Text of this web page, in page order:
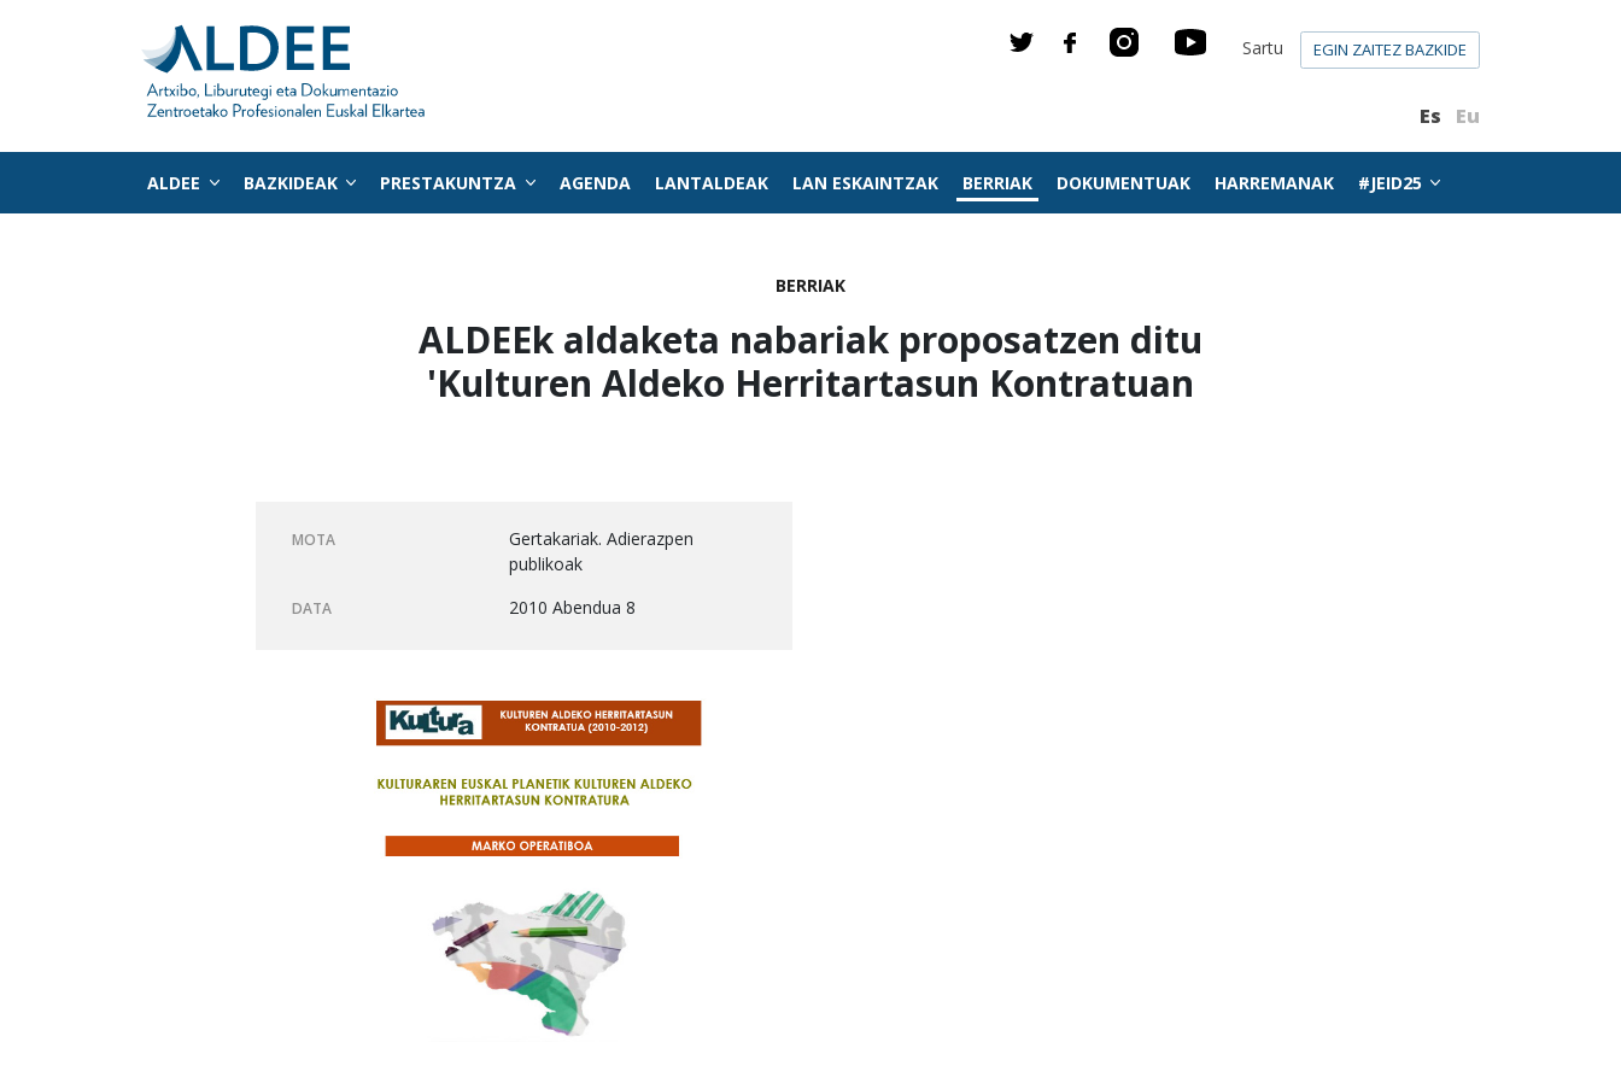
Es Eu
Sartu EGIN ZAITEZ BAZKIDE
ALDEE BAZKIDEAK PRESTAKUNTZA AGENDA LANTALDEAK LAN ESKAINTZAK BERRIAK DOKUMENTUAK HARREMANAK #JEID25
BERRIAK
ALDEEk aldaketa nabariak proposatzen ditu
'Kulturen Aldeko Herritartasun Kontratuan
MOTA
Gertakariak. Adierazpen
publikoak
DATA 2010 Abendua 8